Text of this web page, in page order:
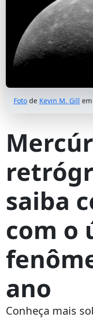
Foto de Kevin M. Gill em
saiba
com o
ano
Conheça mais